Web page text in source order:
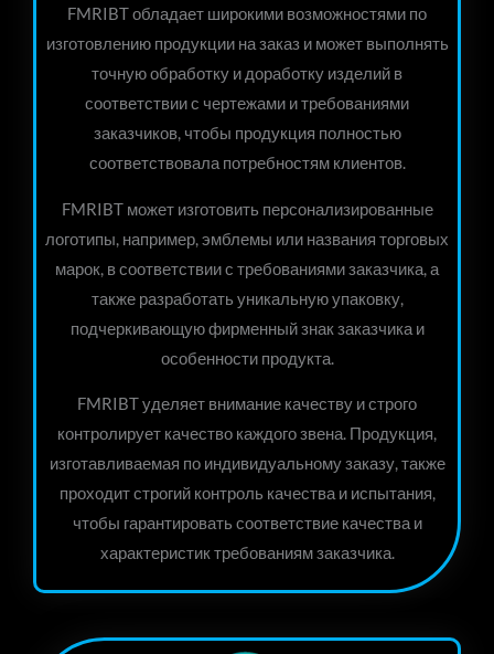
FMRIBT обладает широкими возможностями по
изготовлению продукции на заказ и может выполнять
точную обработку и доработку изделий в
соответствии с чертежами и требованиями
заказчиков, чтобы продукция полностью
соответствовала потребностям клиентов.
FMRIBT может изготовить персонализированные
логотипы, например, эмблемы или названия торговых
марок, в соответствии с требованиями заказчика, а
также разработать уникальную упаковку,
подчеркивающую фирменный знак заказчика и
особенности продукта.
FMRIBT уделяет внимание качеству и строго
контролирует качество каждого звена. Продукция,
изготавливаемая по индивидуальному заказу, также
проходит строгий контроль качества и испытания,
чтобы гарантировать соответствие качества и
характеристик требованиям заказчика.